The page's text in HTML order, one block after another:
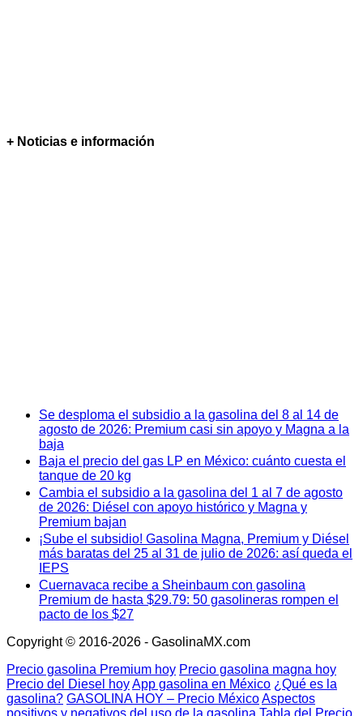
+ Noticias e información
Se desploma el subsidio a la gasolina del 8 al 14 de
agosto de 2026: Premium casi sin apoyo y Magna a la
baja
Baja el precio del gas LP en México: cuánto cuesta el
tanque de 20 kg
Cambia el subsidio a la gasolina del 1 al 7 de agosto
de 2026: Diésel con apoyo histórico y Magna y
Premium bajan
¡Sube el subsidio! Gasolina Magna, Premium y Diésel
más baratas del 25 al 31 de julio de 2026: así queda el
IEPS
Cuernavaca recibe a Sheinbaum con gasolina
Premium de hasta $29.79: 50 gasolineras rompen el
pacto de los $27
Copyright © 2016-2026 - GasolinaMX.com
Precio gasolina Premium hoy Precio gasolina magna hoy
Precio del Diesel hoyApp gasolina en México ¿Qué es la
gasolina? GASOLINA HOY – Precio MéxicoAspectos
positivos y negativos del uso de la gasolina Tabla del Precio